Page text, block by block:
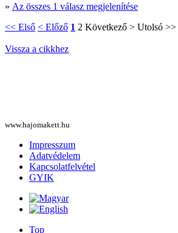
» Az összes 1 válasz megjelenítése
<< Első < Előző 1 2 Következő > Utolsó >>
Vissza a cikkhez
www.hajomakett.hu
Impresszum
Adatvédelem
Kapcsolatfelvétel
GYIK
Top